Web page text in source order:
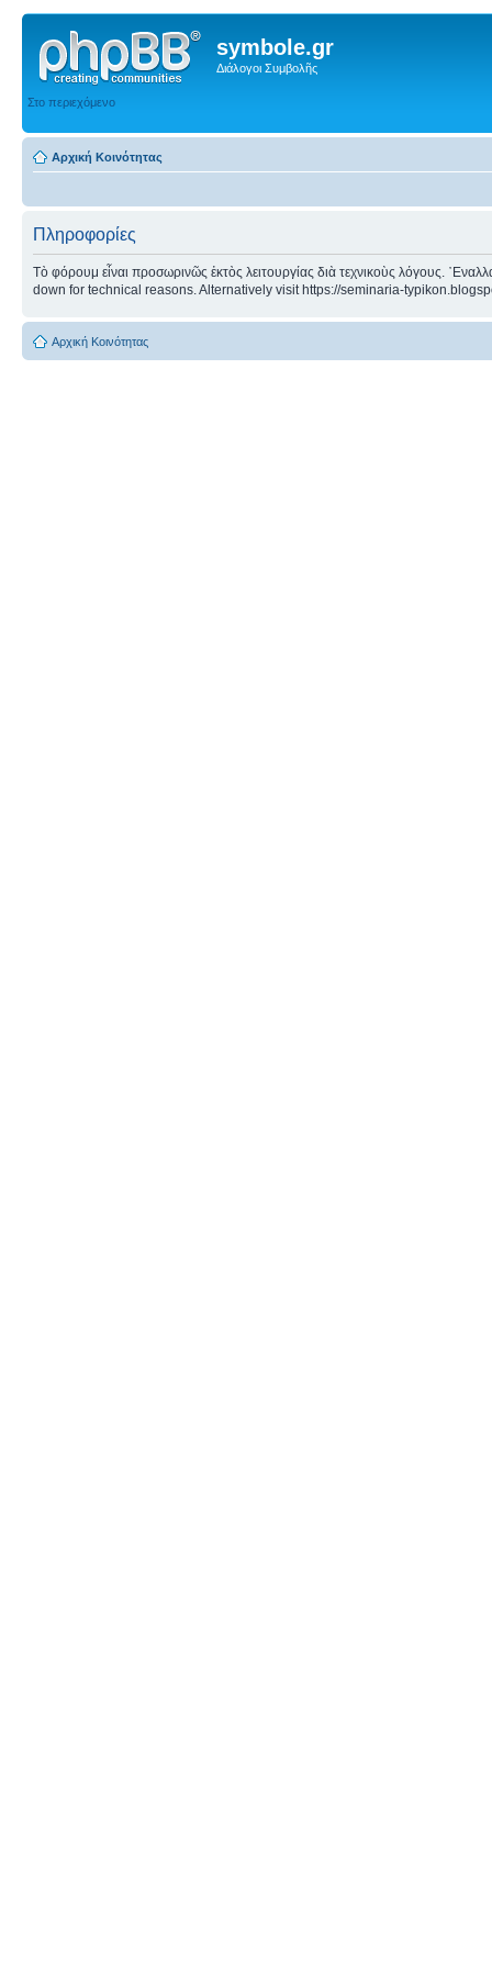
symbole.gr
Διάλογοι Συμβολῆς
Στο περιεχόμενο
Αρχική Κοινότητας
Πληροφορίες
Τὸ φόρουμ εἶναι προσωρινῶς ἐκτὸς λειτουργίας διὰ τεχνικοὺς λόγους.
down for technical reasons. Alternatively visit https://seminaria-
Αρχική Κοινότητας